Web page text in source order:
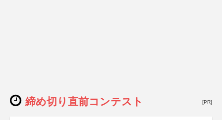
締め切り直前コンテスト [PR]